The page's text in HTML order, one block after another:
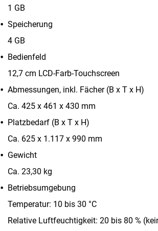
1 GB
Speicherung
4 GB
Bedienfeld
12,7 cm LCD-Farb-Touchscreen
Abmessungen, inkl. Fächer (B x T x H)
Ca. 425 x 461 x 430 mm
Platzbedarf (B x T x H)
Ca. 625 x 1.117 x 990 mm
Gewicht
Ca. 23,30 kg
Betriebsumgebung
Temperatur: 10 bis 30 °C
Relative Luftfeuchtigkeit: 20 bis 80 %